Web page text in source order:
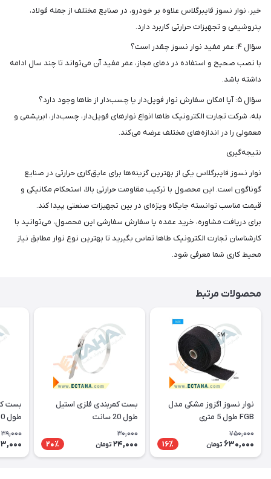
خیر، نوار نسوز فایبرگلاس علاوه بر خودرو، در صنایع مختلف از جمله فولاد،
پتروشیمی و تجهیزات حرارتی کاربرد دارد.
سؤال ۴: عمر مفید نوار نسوز چقدر است؟
با نصب صحیح و استفاده در دمای مجاز، عمر مفید آن می‌تواند تا چند سال ادامه
داشته باشد.
سؤال ۵: آیا امکان سفارش نوار فویل‌دار یا چسب‌دار از طاها وجود دارد؟
بله، شرکت تجارت الکترونیک طاها انواع نوارهای فویل‌دار، چسب‌دار، ابریشمی و
معمولی را در اندازه‌های مختلف عرضه می‌کند.
نتیجه‌گیری
نوار نسوز فایبرگلاس یکی از بهترین گزینه‌ها برای عایق‌کاری حرارتی در صنایع
گوناگون است. این محصول با ترکیب مقاومت حرارتی بالا، استحکام مکانیکی و
قیمت مناسب توانسته جایگاه ویژه‌ای در بین تجهیزات صنعتی پیدا کند.
برای دریافت مشاوره، خرید عمده یا سفارش سفارشی این محصول، می‌توانید با
کارشناسان تجارت الکترونیک طاها تماس بگیرید تا بهترین نوع نوار مطابق نیاز
محیط کاری شما معرفی شود.
محصولات مرتبط
نوار نسوز اگزوز مشکی مدل
FGB طول 5 متری
750,000
630,000 تومان 16٪
بست کمربندی فلزی استیل
طول 20 سانت
30,000
24,000 تومان 20٪
بست
طول 30 سانت
39,000